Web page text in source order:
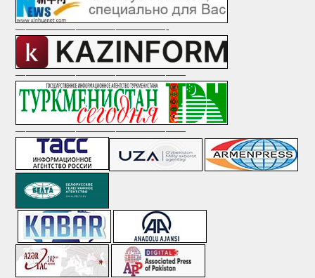
———————————————-
—————————————————
—————————————————